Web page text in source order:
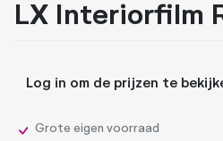
LX Interiorfilm
Log in om de prijzen te
Grote eigen voorraad